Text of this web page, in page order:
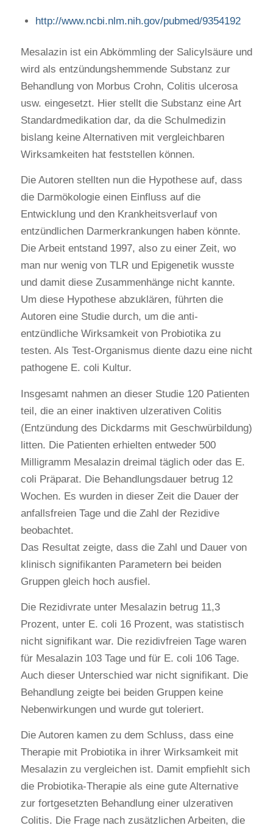
http://www.ncbi.nlm.nih.gov/pubmed/9354192
Mesalazin ist ein Abkömmling der Salicylsäure und
wird als entzündungshemmende Substanz zur
Behandlung von Morbus Crohn, Colitis ulcerosa
usw. eingesetzt. Hier stellt die Substanz eine Art
Standardmedikation dar, da die Schulmedizin
bislang keine Alternativen mit vergleichbaren
Wirksamkeiten hat feststellen können.
Die Autoren stellten nun die Hypothese auf, dass
die Darmökologie einen Einfluss auf die
Entwicklung und den Krankheitsverlauf von
entzündlichen Darmerkrankungen haben könnte.
Die Arbeit entstand 1997, also zu einer Zeit, wo
man nur wenig von TLR und Epigenetik wusste
und damit diese Zusammenhänge nicht kannte.
Um diese Hypothese abzuklären, führten die
Autoren eine Studie durch, um die anti-
entzündliche Wirksamkeit von Probiotika zu
testen. Als Test-Organismus diente dazu eine nicht
pathogene E. coli Kultur.
Insgesamt nahmen an dieser Studie 120 Patienten
teil, die an einer inaktiven ulzerativen Colitis
(Entzündung des Dickdarms mit Geschwürbildung)
litten. Die Patienten erhielten entweder 500
Milligramm Mesalazin dreimal täglich oder das E.
coli Präparat. Die Behandlungsdauer betrug 12
Wochen. Es wurden in dieser Zeit die Dauer der
anfallsfreien Tage und die Zahl der Rezidive
beobachtet.
Das Resultat zeigte, dass die Zahl und Dauer von
klinisch signifikanten Parametern bei beiden
Gruppen gleich hoch ausfiel.
Die Rezidivrate unter Mesalazin betrug 11,3
Prozent, unter E. coli 16 Prozent, was statistisch
nicht signifikant war. Die rezidivfreien Tage waren
für Mesalazin 103 Tage und für E. coli 106 Tage.
Auch dieser Unterschied war nicht signifikant. Die
Behandlung zeigte bei beiden Gruppen keine
Nebenwirkungen und wurde gut toleriert.
Die Autoren kamen zu dem Schluss, dass eine
Therapie mit Probiotika in ihrer Wirksamkeit mit
Mesalazin zu vergleichen ist. Damit empfiehlt sich
die Probiotika-Therapie als eine gute Alternative
zur fortgesetzten Behandlung einer ulzerativen
Colitis. Die Frage nach zusätzlichen Arbeiten, die